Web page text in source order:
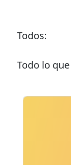
Todos:
Todo lo